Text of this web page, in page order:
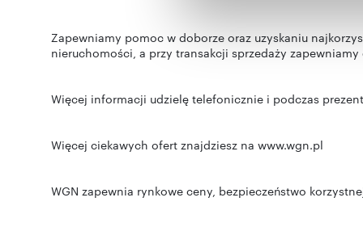
Zapewniamy pomoc w doborze oraz uzyskaniu
nieruchomości, a przy transakcji sprzedaży zapewniamy
Więcej informacji udzielę telefonicznie i podczas
Więcej ciekawych ofert znajdziesz na www.wgn.pl
WGN zapewnia rynkowe ceny, bezpieczeństwo